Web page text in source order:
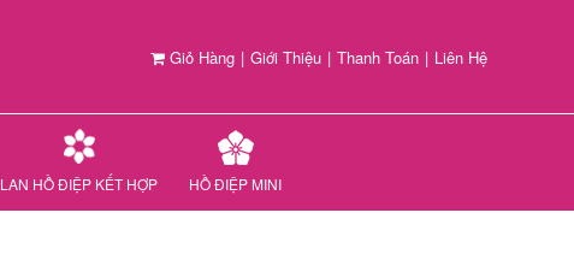
Giỏ Hàng | Giới Thiệu | Thanh Toán | Liên Hệ
LAN HỒ ĐIỆP KẾT HỢP HỒ ĐIỆP MINI